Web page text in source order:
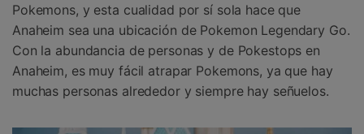
Pokemons, y esta cualidad por sí sola hace que
Anaheim sea una ubicación de Pokemon Legendary Go.
Con la abundancia de personas y de Pokestops en
Anaheim, es muy fácil atrapar Pokemons, ya que hay
muchas personas alrededor y siempre hay señuelos.